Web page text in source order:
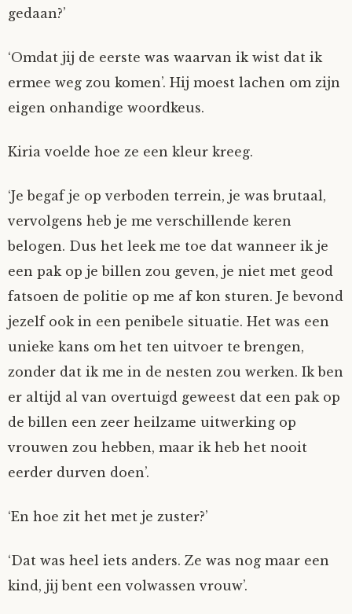
gedaan?’
‘Omdat jij de eerste was waarvan ik wist dat ik
ermee weg zou komen’. Hij moest lachen om zijn
eigen onhandige woordkeus.
Kiria voelde hoe ze een kleur kreeg.
‘Je begaf je op verboden terrein, je was brutaal,
vervolgens heb je me verschillende keren
belogen. Dus het leek me toe dat wanneer ik je
een pak op je billen zou geven, je niet met geod
fatsoen de politie op me af kon sturen. Je bevond
jezelf ook in een penibele situatie. Het was een
unieke kans om het ten uitvoer te brengen,
zonder dat ik me in de nesten zou werken. Ik ben
er altijd al van overtuigd geweest dat een pak op
de billen een zeer heilzame uitwerking op
vrouwen zou hebben, maar ik heb het nooit
eerder durven doen’.
‘En hoe zit het met je zuster?’
‘Dat was heel iets anders. Ze was nog maar een
kind, jij bent een volwassen vrouw’.